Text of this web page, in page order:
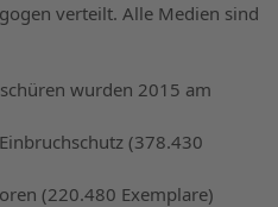
verteilt. Alle Medien sind
wurden 2015 am
(378.430
(220.480 Exemplare)